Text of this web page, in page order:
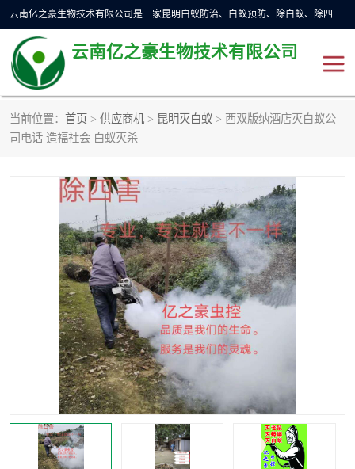
云南亿之豪生物技术有限公司是一家昆明白蚁防治、白蚁预防、除白蚁、除四害、灭蟑螂、消毒等业务的公司，公司致力于诚信经营、科技良好、讲究信誉、造福社会的理念，坚持走技术化、服务统一化,竭诚以优良的施工质量、主动的跟进服务、的管理经验，以诚信取于社会，立足于社会。
云南亿之豪生物技术有限公司
当前位置： 首页 > 供应商机 > 昆明灭白蚁 > 西双版纳酒店灭白蚁公
司电话 造福社会 白蚁灭杀
昆明灭鼠
昆明灭蟑螂 昆明杀虫
昆明消杀公司
昆明消毒公司 昆明灭红火蚁公司
昆明驱蛇公司 昆明除虫除蚁